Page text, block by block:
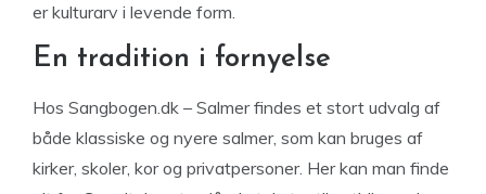
er kulturarv i levende form.
En tradition i fornyelse
Hos Sangbogen.dk – Salmer findes et stort udvalg af
både klassiske og nyere salmer, som kan bruges af
kirker, skoler, kor og privatpersoner. Her kan man finde